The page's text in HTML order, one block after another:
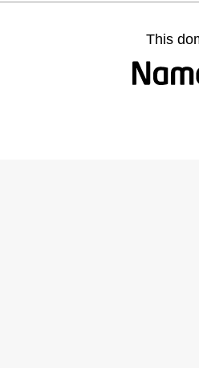
This